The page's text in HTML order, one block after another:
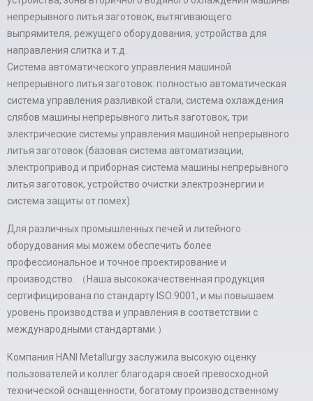
непрерывного литья заготовок, вытягивающего
выпрямителя, режущего оборудования, устройства для
направления слитка и т.д.
Система автоматического управления машиной
непрерывного литья заготовок: полностью автоматическая
система управления разливкой стали, система охлаждения
слябов машины непрерывного литья заготовок, три
электрические системы управления машиной непрерывного
литья заготовок (базовая система автоматизации,
электропривод и приборная система машины непрерывного
литья заготовок, устройство очистки электроэнергии и
система защиты от помех).
Для различных промышленных печей и литейного
оборудования мы можем обеспечить более
профессиональное и точное проектирование и
производство. （Наша высококачественная продукция
сертифицирована по стандарту ISO:9001, и мы повышаем
уровень производства и управления в соответствии с
международными стандартами.）
Компания HANI Metallurgy заслужила высокую оценку
пользователей и коллег благодаря своей превосходной
технической оснащенности, богатому производственному